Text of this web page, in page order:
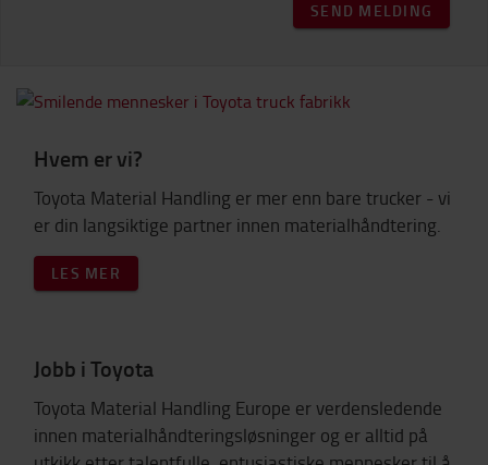
SEND MELDING
Hvem er vi?
Toyota Material Handling er mer enn bare trucker - vi
er din langsiktige partner innen materialhåndtering.
LES MER
Jobb i Toyota
Toyota Material Handling Europe er verdensledende
innen materialhåndteringsløsninger og er alltid på